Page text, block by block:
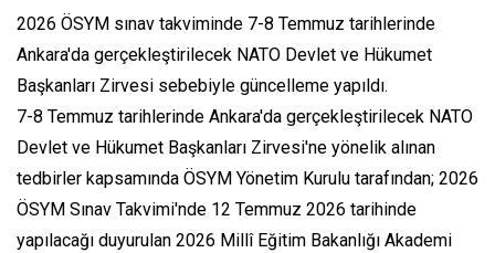
2026 ÖSYM sınav takviminde 7-8 Temmuz tarihlerinde
Ankara'da gerçekleştirilecek NATO Devlet ve Hükumet
Başkanları Zirvesi sebebiyle güncelleme yapıldı.
7-8 Temmuz tarihlerinde Ankara'da gerçekleştirilecek NATO
Devlet ve Hükumet Başkanları Zirvesi'ne yönelik alınan
tedbirler kapsamında ÖSYM Yönetim Kurulu tarafından; 2026
ÖSYM Sınav Takvimi'nde 12 Temmuz 2026 tarihinde
yapılacağı duyurulan 2026 Millî Eğitim Bakanlığı Akademi